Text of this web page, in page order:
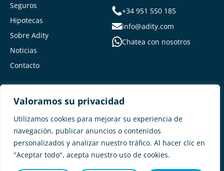
Valoramos su privacidad
Utilizamos cookies para mejorar su experiencia de
navegación, publicar anuncios o contenidos
personalizados y analizar nuestro tráfico. Al hacer clic en
"Aceptar todo", acepta nuestro uso de cookies.
Seguros
Hipotecas
Sobre Adity
Noticias
Contacto
+34 951 550 185
info@adity.com
Chatea con nosotros
Adity Seguros – Mapa del Sitio –